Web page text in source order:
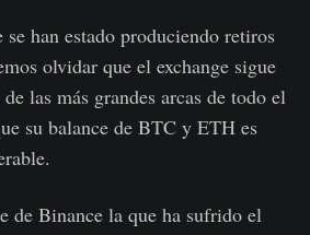
han estado produciendo retiros
olvidar que el exchange sigue
las más grandes arcas de todo el
su balance de BTC y ETH es
de Binance la que ha sufrido el